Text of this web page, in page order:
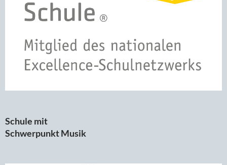
Schule mit
Schwerpunkt Musik